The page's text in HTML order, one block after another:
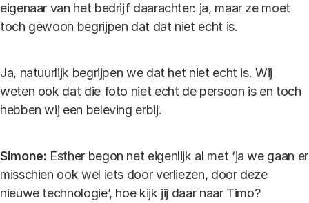
eigenaar van het bedrijf daarachter: ja, maar ze moet
toch gewoon begrijpen dat dat niet echt is.
Ja, natuurlijk begrijpen we dat het niet echt is. Wij
weten ook dat die foto niet echt de persoon is en toch
hebben wij een beleving erbij.
Simone: Esther begon net eigenlijk al met ‘ja we gaan er
misschien ook wel iets door verliezen, door deze
nieuwe technologie’, hoe kijk jij daar naar Timo?